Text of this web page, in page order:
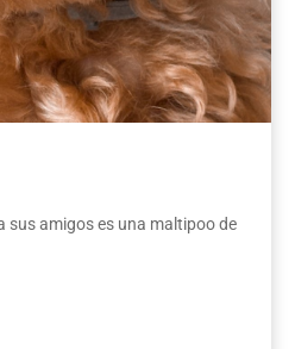
sus amigos es una maltipoo de